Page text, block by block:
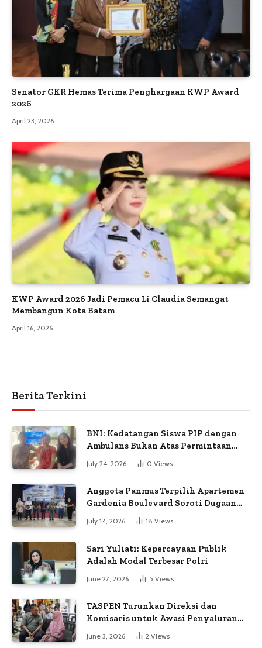
Senator GKR Hemas Terima Penghargaan KWP Award
2026
April 23, 2026
KWP Award 2026 Jadi Pemacu Li Claudia Semangat
Membangun Kota Batam
April 16, 2026
Berita Terkini
BNI: Kedatangan Siswa PIP dengan
Ambulans Bukan Atas Permintaan
July 24, 2026 0 Views
Anggota Panmus Terpilih Apartemen
Gardenia Boulevard Soroti Dugaan
Kejanggalan Voting
July 14, 2026 18 Views
Sari Yuliati: Kepercayaan Publik
Adalah Modal Terbesar Polri
June 27, 2026 5 Views
TASPEN Turunkan Direksi dan
Komisaris untuk Awasi Penyaluran
June 3, 2026 2 Views